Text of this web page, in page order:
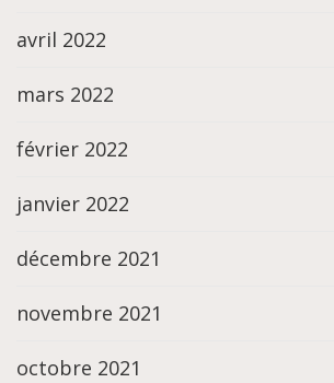
avril 2022
mars 2022
février 2022
janvier 2022
décembre 2021
novembre 2021
octobre 2021